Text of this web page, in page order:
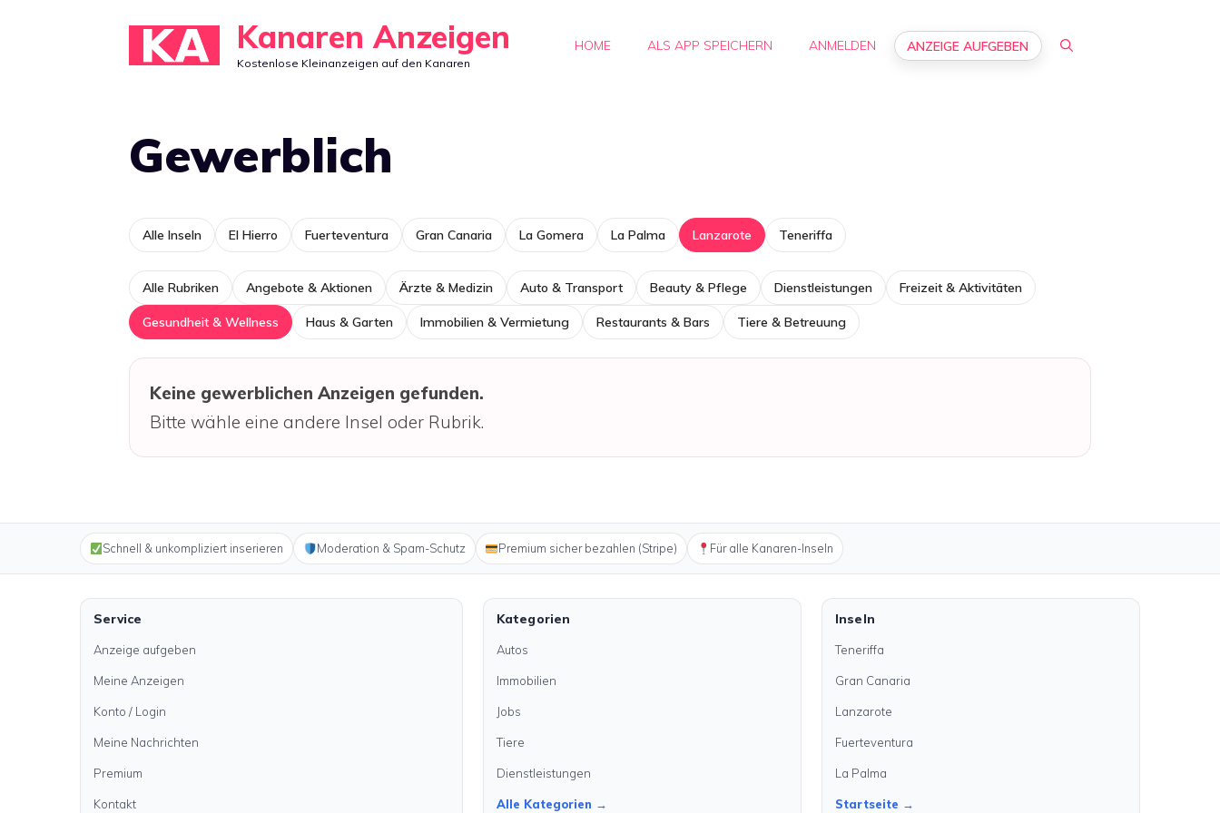
Kanaren Anzeigen
Kostenlose Kleinanzeigen auf den Kanaren
HOME ALS APP SPEICHERN ANMELDEN ANZEIGE AUFGEBEN
Gewerblich
Alle Inseln El Hierro Fuerteventura Gran Canaria La Gomera La Palma Lanzarote Teneriffa
Alle Rubriken Angebote & Aktionen Ärzte & Medizin Auto & Transport Beauty & Pflege Dienstleistungen Freizeit & Aktivitäten
Gesundheit & Wellness Haus & Garten Immobilien & Vermietung Restaurants & Bars Tiere & Betreuung
Keine gewerblichen Anzeigen gefunden.
Bitte wähle eine andere Insel oder Rubrik.
Schnell & unkompliziert inserieren Moderation & Spam-Schutz Premium sicher bezahlen (Stripe) Für alle Kanaren-Inseln
Service
Anzeige aufgeben
Meine Anzeigen
Konto / Login
Meine Nachrichten
Premium
Kontakt
Kategorien
Autos
Immobilien
Jobs
Tiere
Dienstleistungen
Alle Kategorien →
Inseln
Teneriffa
Gran Canaria
Lanzarote
Fuerteventura
La Palma
Startseite →